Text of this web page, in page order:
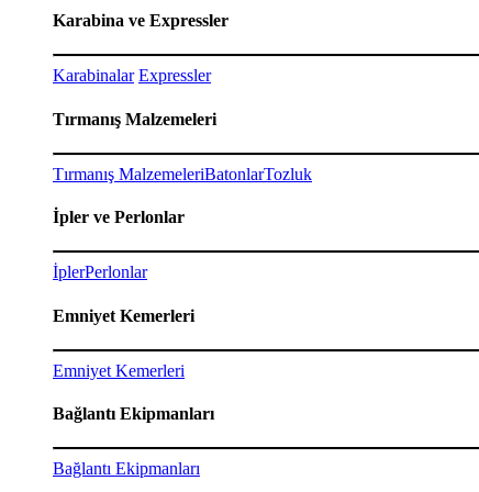
Karabina ve Expressler
Karabinalar Expressler
Tırmanış Malzemeleri
Tırmanış MalzemeleriBatonlarTozluk
İpler ve Perlonlar
İplerPerlonlar
Emniyet Kemerleri
Emniyet Kemerleri
Bağlantı Ekipmanları
Bağlantı Ekipmanları